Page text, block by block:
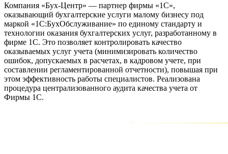
Компания «Бух-Центр» — партнер фирмы «1С»,
оказывающий бухгалтерские услуги малому бизнесу под
маркой «1С:БухОбслуживание» по единому стандарту и
технологии оказания бухгалтерских услуг, разработанному в
фирме 1С. Это позволяет контролировать качество
оказываемых услуг учета (минимизировать количество
ошибок, допускаемых в расчетах, в кадровом учете, при
составлении регламентированной отчетности), повышая при
этом эффективность работы специалистов. Реализована
процедура централизованного аудита качества учета от
Фирмы 1С.